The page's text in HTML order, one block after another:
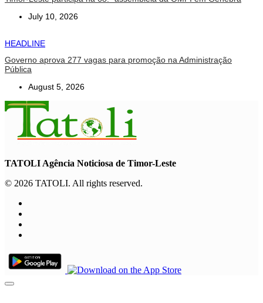
July 10, 2026
HEADLINE
Governo aprova 277 vagas para promoção na Administração
Pública
August 5, 2026
TATOLI Agência Noticiosa de Timor-Leste
© 2026 TATOLI. All rights reserved.